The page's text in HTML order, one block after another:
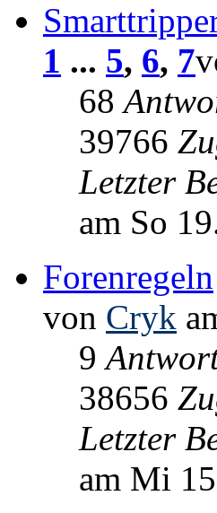
1 ... 5, 6, 7
68
39766
Letzter
am So
Forenregeln
von Cryk
9
38656
Letzter
am Mi